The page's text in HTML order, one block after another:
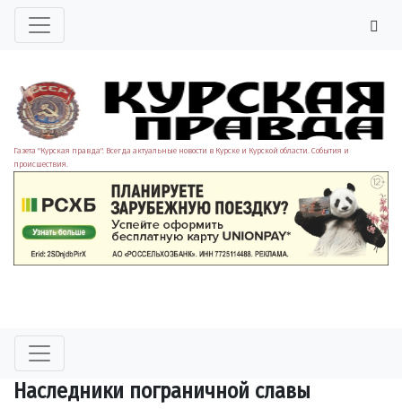
Газета "Курская правда". Всегда актуальные новости в Курске и Курской области. События и
происшествия.
Наследники пограничной славы